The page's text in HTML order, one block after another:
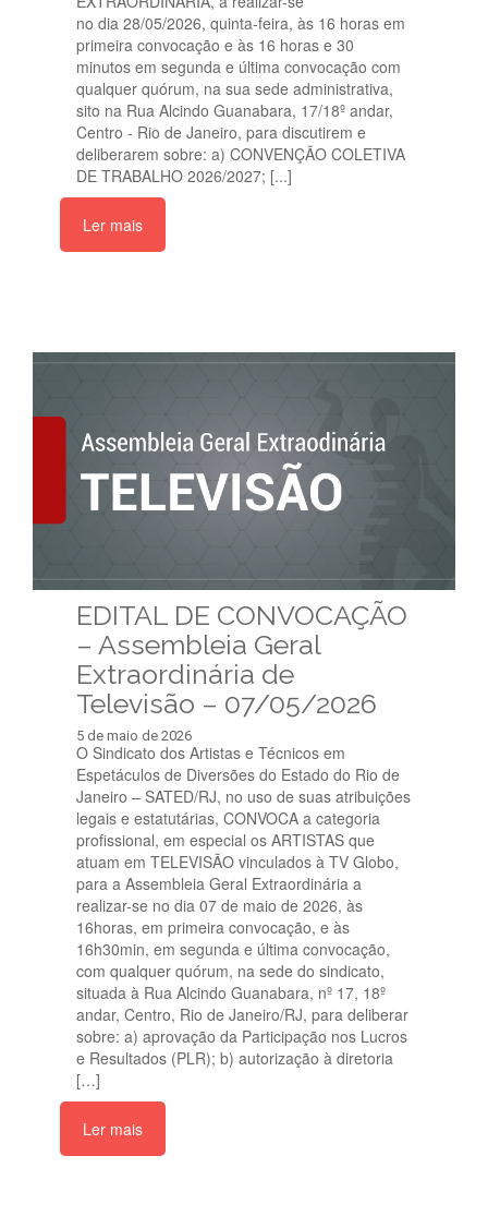
no dia 28/05/2026, quinta-feira, às 16 horas em
primeira convocação e às 16 horas e 30
minutos em segunda e última convocação com
qualquer quórum, na sua sede administrativa,
sito na Rua Alcindo Guanabara, 17/18º andar,
Centro - Rio de Janeiro, para discutirem e
deliberarem sobre: a) CONVENÇÃO COLETIVA
DE TRABALHO 2026/2027; [...]
Ler mais
EDITAL DE CONVOCAÇÃO
– Assembleia Geral
Extraordinária de
Televisão – 07/05/2026
5 de maio de 2026
O Sindicato dos Artistas e Técnicos em
Espetáculos de Diversões do Estado do Rio de
Janeiro – SATED/RJ, no uso de suas atribuições
legais e estatutárias, CONVOCA a categoria
profissional, em especial os ARTISTAS que
atuam em TELEVISÃO vinculados à TV Globo,
para a Assembleia Geral Extraordinária a
realizar-se no dia 07 de maio de 2026, às
16horas, em primeira convocação, e às
16h30min, em segunda e última convocação,
com qualquer quórum, na sede do sindicato,
situada à Rua Alcindo Guanabara, nº 17, 18º
andar, Centro, Rio de Janeiro/RJ, para deliberar
sobre: a) aprovação da Participação nos Lucros
e Resultados (PLR); b) autorização à diretoria
[…]
Ler mais